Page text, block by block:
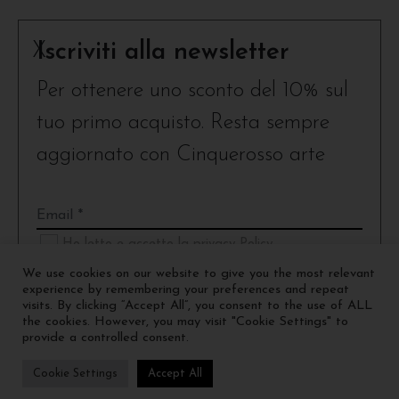
X
Iscriviti alla newsletter
Per ottenere uno sconto del 10% sul
tuo primo acquisto. Resta sempre
aggiornato con Cinquerosso arte
We use cookies on our website to give you the most relevant
experience by remembering your preferences and repeat
visits. By clicking “Accept All”, you consent to the use of ALL
the cookies. However, you may visit "Cookie Settings" to
provide a controlled consent.
Cookie Settings Accept All